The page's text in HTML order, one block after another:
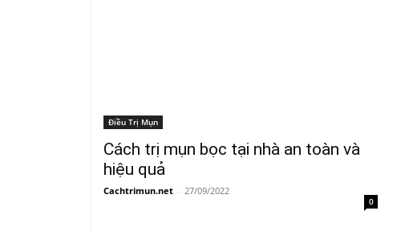
Điều Trị Mụn
Cách trị mụn bọc tại nhà an toàn và
hiệu quả
Cachtrimun.net - 27/09/2022
0